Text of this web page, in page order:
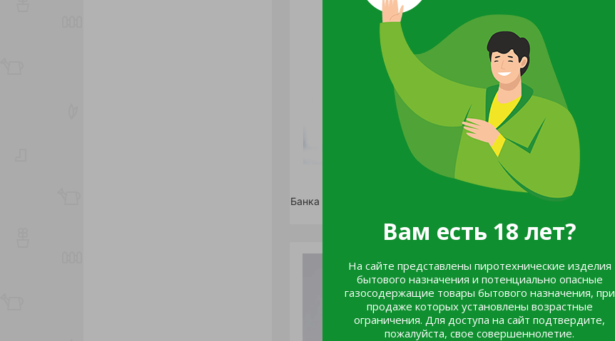
Вам есть 18 лет?
На сайте представлены пиротехнические изделия
бытового назначения и потенциально опасные
газосодержащие товары бытового назначения, при
продаже которых установлены возрастные
ограничения. Для доступа на сайт подтвердите,
пожалуйста, свое совершеннолетие.